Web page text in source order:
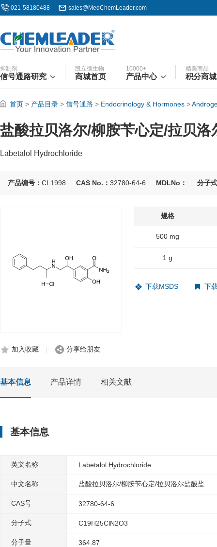
021-58180488 sales@MedChemLeader.com
抑制剂
信号通路研究
凯立德生物
商城首页
10000+
产品中心
精美商品
积分商城
首页 > 产品目录 > 信号通路 > Endocrinology & Hormones >
盐酸拉贝洛尔/柳胺苄心定/拉贝洛
Labetalol Hydrochloride
产品编号： CL1998 CAS No.： 32780-64-6 MDLNo： 分子
加入收藏 分享给朋友
规格
500 mg
1 g
下载MSDS 下
基本信息 产品详情 相关文献
基本信息
英文名称 Labetalol Hydrochloride
中文名称 盐酸拉贝洛尔/柳胺苄心定/拉贝洛尔盐酸盐
CAS号 32780-64-6
分子式 C19H25ClN2O3
分子量 364.87